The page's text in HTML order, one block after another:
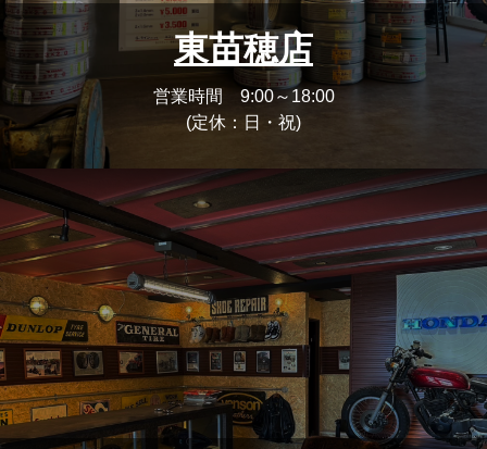
東苗穂店
営業時間 9:00～18:00
(定休：日・祝)